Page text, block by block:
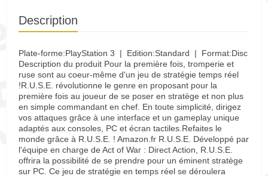
Description
Plate-forme:PlayStation 3 | Edition:Standard | Format:Disc
Description du produit Pour la première fois, tromperie et
ruse sont au coeur-même d'un jeu de stratégie temps réel
!R.U.S.E. révolutionne le genre en proposant pour la
première fois au joueur de se poser en stratège et non plus
en simple commandant en chef. En toute simplicité, dirigez
vos attaques grâce à une interface et un gameplay unique
adaptés aux consoles, PC et écran tactiles.Refaites le
monde grâce à R.U.S.E. ! Amazon.fr R.U.S.E. Développé par
l'équipe en charge de Act of War : Direct Action, R.U.S.E.
offrira la possibilité de se prendre pour un éminent stratège
sur PC. Ce jeu de stratégie en temps réel se déroulera